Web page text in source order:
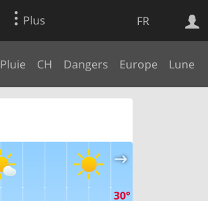
FR
Plus
Pluie CH Dangers Europe Lune
Web